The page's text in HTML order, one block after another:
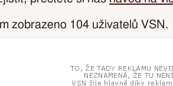
zobrazeno 104 uživatelů VSN.